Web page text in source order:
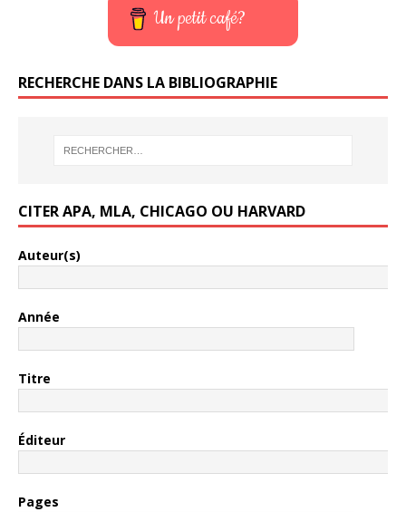
Un petit café?
RECHERCHE DANS LA BIBLIOGRAPHIE
CITER APA, MLA, CHICAGO OU HARVARD
Auteur(s)
Année
Titre
Éditeur
Pages